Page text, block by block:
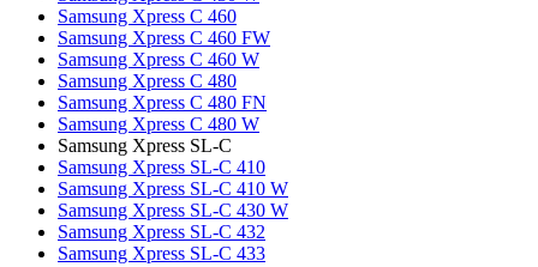
Samsung Xpress C 460
Samsung Xpress C 460 FW
Samsung Xpress C 460 W
Samsung Xpress C 480
Samsung Xpress C 480 FN
Samsung Xpress C 480 W
Samsung Xpress SL-C
Samsung Xpress SL-C 410
Samsung Xpress SL-C 410 W
Samsung Xpress SL-C 430 W
Samsung Xpress SL-C 432
Samsung Xpress SL-C 433